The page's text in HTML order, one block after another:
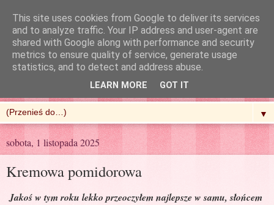
R'n'G Kitchen
▼
sobota, 1 listopada 2025
Kremowa pomidorowa
Jakoś w tym roku lekko przeoczyłem najlepsze w samu, słońcem
This site uses cookies from Google to deliver its services
and to analyze traffic. Your IP address and user-agent are
shared with Google along with performance and security
metrics to ensure quality of service, generate usage
statistics, and to detect and address abuse.
LEARN MORE GOT IT